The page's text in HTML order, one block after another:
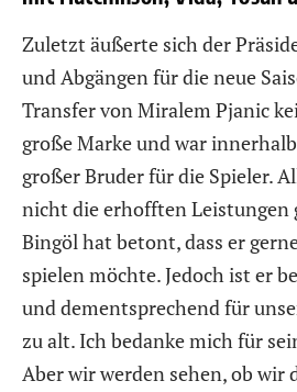
Zuletzt äußerte sich der
und Abgängen für die neue
Transfer von Miralem Pjanic
große Marke und war
großer Bruder für die Spieler.
nicht die erhofften Leistungen
Bingöl hat betont, dass er
spielen möchte. Jedoch ist er
und dementsprechend für
zu alt. Ich bedanke mich für
Aber wir werden sehen, ob wir